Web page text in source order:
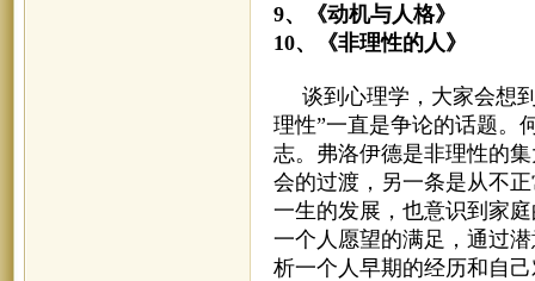
9、《动机与人格
10、《非理性的人
谈到心理学，大家会想
理性”一直是争论的话题。
志。弗洛伊德是非理性的
会的过渡，另一条是从不
一生的发展，也意识到家
一个人愿望的满足，通过
析一个人早期的经历和自